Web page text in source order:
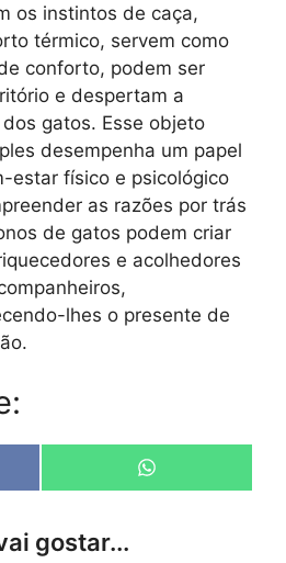
os instintos de caça,
térmico, servem como
conforto, podem ser
e despertam a
gatos. Esse objeto
desempenha um papel
estar físico e psicológico
as razões por trás
de gatos podem criar
e acolhedores
lhes o presente de
Share
on
W
h
gostar...